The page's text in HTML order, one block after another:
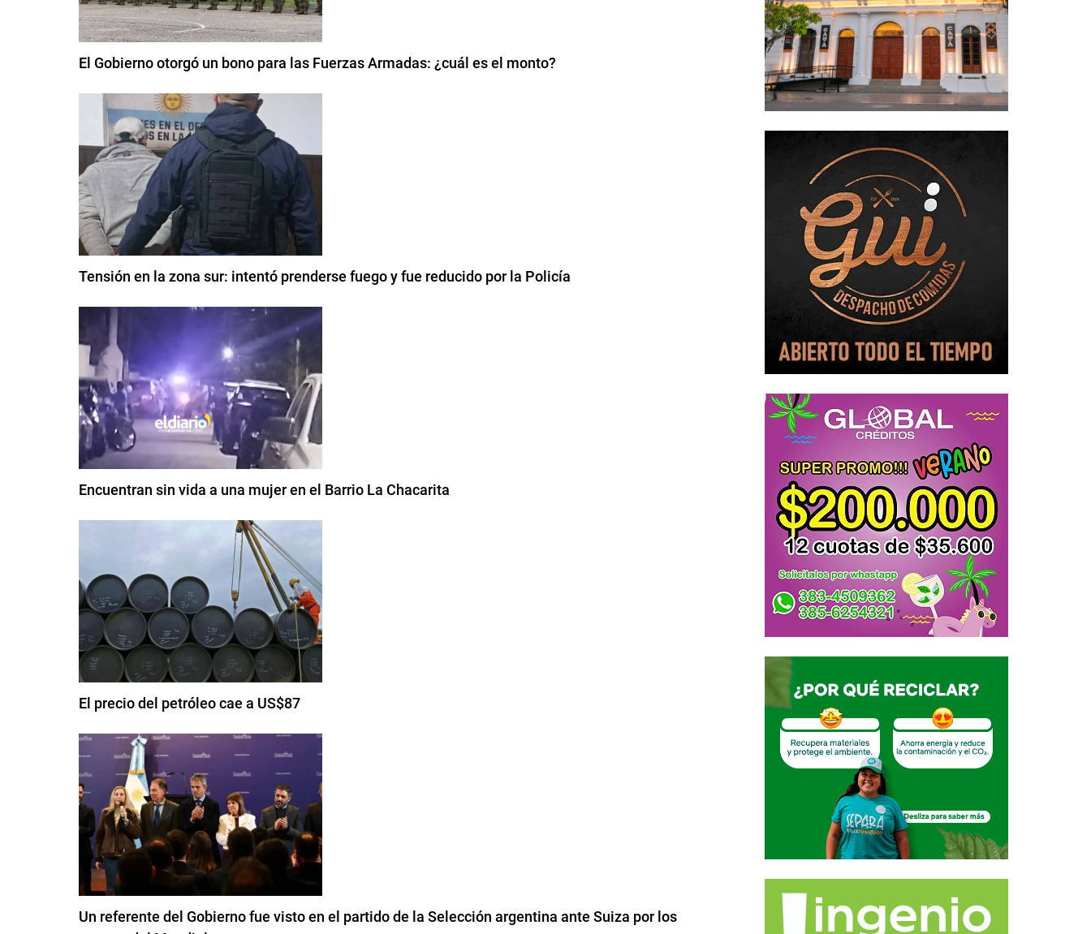
El Gobierno otorgó un bono para las Fuerzas Armadas: ¿cuál es el monto?
Tensión en la zona sur: intentó prenderse fuego y fue reducido por la Policía
Encuentran sin vida a una mujer en el Barrio La Chacarita
El precio del petróleo cae a US$87
Un referente del Gobierno fue visto en el partido de la Selección argentina ante Suiza por los